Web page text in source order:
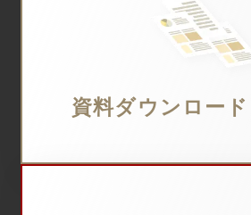
資料ダウンロード